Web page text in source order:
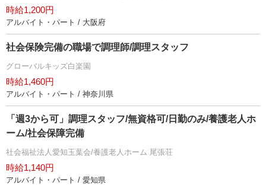
時給1,200円
アルバイト・パート / 大阪府
社会保険完備の職場で調理師/調理スタッフ
グローバルキッズ白楽園
時給1,460円
アルバイト・パート / 神奈川県
「週3から可」調理スタッフ/無資格可/日勤のみ/養護老人ホ
ーム/社会保障完備
社会福祉法人愛知玉葉会/養護老人ホーム 尾張荘
時給1,140円
アルバイト・パート / 愛知県